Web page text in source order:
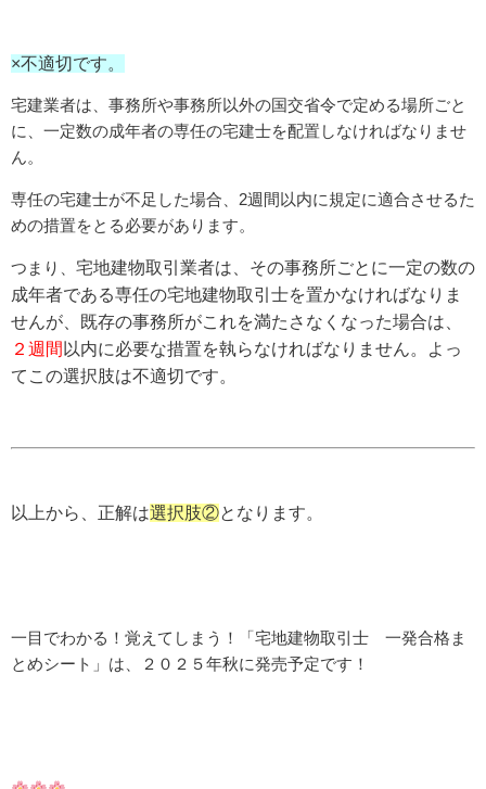
×不適切です。
宅建業者は、事務所や事務所以外の国交省令で定める場所ごと
に、一定数の成年者の専任の宅建士を配置しなければなりませ
ん。
専任の宅建士が不足した場合、2週間以内に規定に適合させるた
めの措置をとる必要があります。
つまり、 宅地建物取引業者は、その事務所ごとに一定の数の
成年者である専任の宅地建物取引士を置かなければなりま
せんが、既存の事務所がこれを満たさなくなった場合は、
２週間 以内に必要な措置を執らなければなりません。よっ
てこの選択肢は不適切です。
以上から、正解は選択肢②となります。
一目でわかる！覚えてしまう！「宅地建物取引士 一発合格ま
とめシート」は、２０２５年秋に発売予定です！